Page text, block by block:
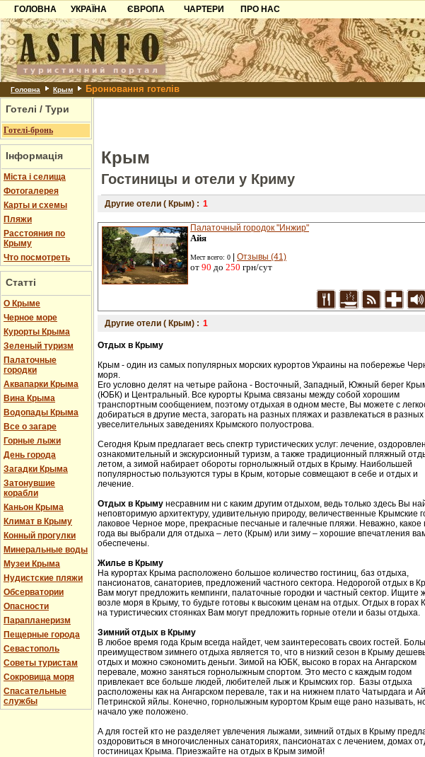
ГОЛОВНА
УКРАЇНА
Карпати
Азов
Причорноморря
Шацьк
ЄВРОПА
Чорногорія
Хорватія
Болгарія
Албанія
ЧАРТЕРИ
ПРО НАС
Контакти
Партнерам
Додати готель
Головна Крым Бронювання готелів
Готелі / Тури
Готелі-бронь
Інформація
Міста і селища
Фотогалерея
Карты и схемы
Пляжи
Расстояния по
Крыму
Что посмотреть
Статті
О Крыме
Черное море
Курорты Крыма
Зеленый туризм
Палаточные
городки
Аквапарки Крыма
Вина Крыма
Водопады Крыма
Все о загаре
Горные лыжи
День города
Загадки Крыма
Затонувшие
корабли
Каньон Крыма
Климат в Крыму
Конный прогулки
Минеральные воды
Музеи Крыма
Нудистские пляжи
Обсерватории
Опасности
Парапланеризм
Пещерные города
Севастополь
Советы туристам
Сокровища моря
Спасательные
службы
Крым
Гостиницы и отели у Криму
Другие отели ( Крым) : 1
Палаточный городок "Инжир"
Айя
Мест всего: 0 Отзывы (41)
от 90 до 250 грн/сут
Другие отели ( Крым) : 1
Отдых в Крыму
Крым - один из самых популярных морских курортов Украины на побережье
моря.
Его условно делят на четыре района - Восточный, Западный, Южный берег
(ЮБК) и Центральный. Все курорты Крыма связаны между собой хорошим
транспортным сообщением, поэтому отдыхая в одном месте, Вы можете с
добираться в другие места, загорать на разных пляжах и развлекаться в разных
увеселительных заведениях Крымского полуострова.
Сегодня Крым предлагает весь спектр туристических услуг: лечение,
ознакомительный и экскурсионный туризм, а также традиционный пляжный
летом, а зимой набирает обороты горнолыжный отдых в Крыму. Наибольшей
популярностью пользуются туры в Крым, которые совмещают в себе и отдых и
лечение.
Отдых в Крыму несравним ни с каким другим отдыхом, ведь только здесь Вы
неповторимую архитектуру, удивительную природу, величественные Крымские
лаковое Черное море, прекрасные песчаные и галечные пляжи. Неважно, какое
года вы выбрали для отдыха – лето (Крым) или зиму – хорошие впечатления
обеспечены.
Жилье в Крыму
На курортах Крыма расположено большое количество гостиниц, баз отдыха,
пансионатов, санаториев, предложений частного сектора. Недорогой отдых в
Вам могут предложить кемпинги, палаточные городки и частный сектор. Ищите
возле моря в Крыму, то будьте готовы к высоким ценам на отдых. Отдых в горах
на туристических стоянках Вам могут предложить горные отели и базы отдыха.
Зимний отдых в Крыму
В любое время года Крым всегда найдет, чем заинтересовать своих гостей.
преимуществом зимнего отдыха является то, что в низкий сезон в Крыму
отдых и можно сэкономить деньги. Зимой на ЮБК, высоко в горах на Ангарском
перевале, можно заняться горнолыжным спортом. Это место с каждым годом
привлекает все больше людей, любителей лыж и Крымских гор. Базы отдыха
расположены как на Ангарском перевале, так и на нижнем плато Чатырдага и
Петринской яйлы. Конечно, горнолыжным курортом Крым еще рано называть,
начало уже положено.
А для гостей кто не разделяет увлечения лыжами, зимний отдых в Крыму
оздоровиться в многочисленных санаториях, пансионатах с лечением, домах
гостиницах Крыма. Приезжайте на отдых в Крым зимой!